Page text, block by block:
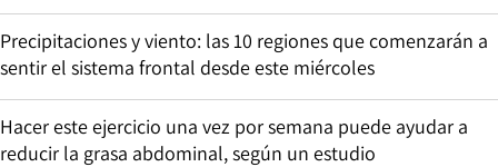
Precipitaciones y viento: las 10 regiones que comenzarán a
sentir el sistema frontal desde este miércoles
Hacer este ejercicio una vez por semana puede ayudar a
reducir la grasa abdominal, según un estudio